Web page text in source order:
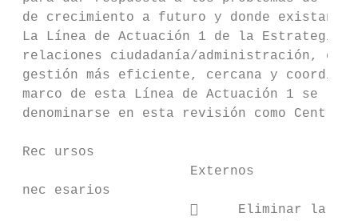
de crecimiento a futuro y donde existan
La Línea de Actuación 1 de la Estrategia
relaciones ciudadanía/administración,
gestión más eficiente, cercana y
marco de esta Línea de Actuación 1 se
denominarse en esta revisión como
Rec ursos
Externos
nec esarios
     Eliminar la